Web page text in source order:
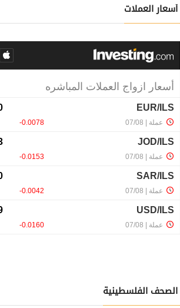
أسعار العملات
الصحف الفلسطينية